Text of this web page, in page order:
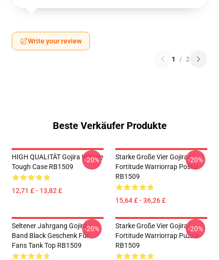
Write your review
1 / 2
Beste Verkäufer Produkte
HIGH QUALITÄT Gojira IPhone
Tough Case RB1509
12,71 £ - 13,82 £
-20%
Starke Große Vier Gojira
Fortitude Warriorrap Poster
RB1509
15,64 £ - 36,26 £
-20%
Seltener Jahrgang Gojira
Band Black Geschenk Für
Fans Tank Top RB1509
-20%
Starke Große Vier Gojira
Fortitude Warriorrap Puzzle
RB1509
-20%